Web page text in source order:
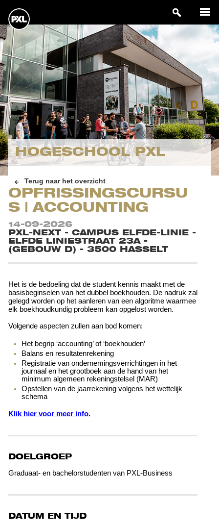
HOGESCHOOL PXL
Terug naar het overzicht
OPFRISSINGSCURSU
S | ACCOUNTING
14-09-2026
PXL-NEXT - CAMPUS ELFDE-LINIE -
ELFDE LINIESTRAAT 23A -
(GEBOUW D) - 3500 HASSELT
Het is de bedoeling dat de student kennis maakt met de
basisbeginselen van het dubbel boekhouden. De nadruk zal
gelegd worden op het aanleren van een algoritme waarmee
elk boekhoudkundig probleem kan opgelost worden.
Volgende aspecten zullen aan bod komen:
Het begrip ‘accounting’ of ‘boekhouden’
Balans en resultatenrekening
Registratie van ondernemingsverrichtingen in het
journaal en het grootboek aan de hand van het
minimum algemeen rekeningstelsel (MAR)
Opstellen van de jaarrekening volgens het wettelijk
schema
Klik hier voor meer info.
DOELGROEP
Graduaat- en bachelorstudenten van PXL-Business
DATUM EN TIJD